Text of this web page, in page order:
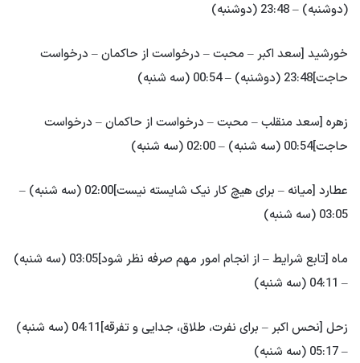
(دوشنبه) – 23:48 (دوشنبه)
خورشید [سعد اکبر – محبت – درخواست از حاکمان – درخواست
حاجت]23:48 (دوشنبه) – 00:54 (سه شنبه)
زهره [سعد منقلب – محبت – درخواست از حاکمان – درخواست
حاجت]00:54 (سه شنبه) – 02:00 (سه شنبه)
عطارد [میانه – برای هیچ کار نیک شایسته نیست]02:00 (سه شنبه) –
03:05 (سه شنبه)
ماه [تابع شرایط – از انجام امور مهم صرفه نظر شود]03:05 (سه شنبه)
– 04:11 (سه شنبه)
زحل [نحس اکبر – برای نفرت، طلاق، جدایی و تفرقه]04:11 (سه شنبه)
– 05:17 (سه شنبه)